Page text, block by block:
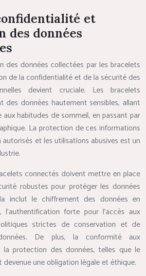
et
des données
des données collectées par les bracelets
de la confidentialité et de la sécurité des
devient cruciale. Les bracelets
des données hautement sensibles, allant
habitudes de sommeil, en passant par
La protection de ces informations
et les utilisations abusives est un
connectés doivent mettre en place
robustes pour protéger les données
inclut le chiffrement des données en
forte pour l’accès aux
strictes de conservation et de
De plus, la conformité aux
la protection des données, telles que le
devenue une obligation légale et éthique.